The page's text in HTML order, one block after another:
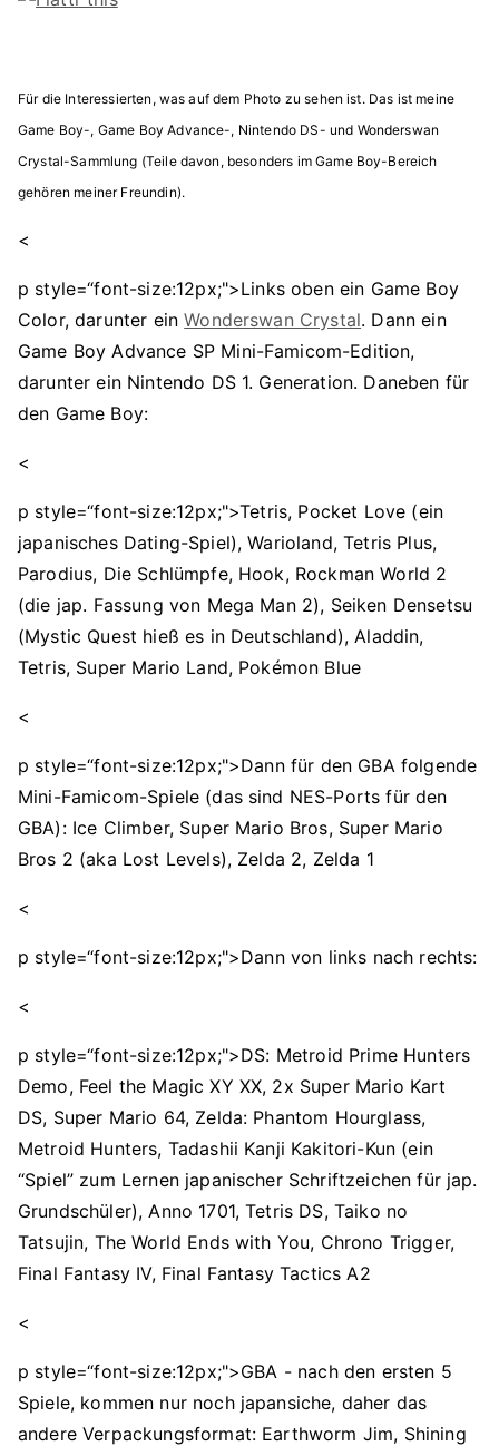
Für die Interessierten, was auf dem Photo zu sehen ist. Das ist meine
Game Boy-, Game Boy Advance-, Nintendo DS- und Wonderswan
Crystal-Sammlung (Teile davon, besonders im Game Boy-Bereich
gehören meiner Freundin).
<
p style=“font-size:12px;">Links oben ein Game Boy
Color, darunter einWonderswan Crystal. Dann ein
Game Boy Advance SP Mini-Famicom-Edition,
darunter ein Nintendo DS 1. Generation. Daneben für
den Game Boy:
<
p style=“font-size:12px;">Tetris, Pocket Love (ein
japanisches Dating-Spiel), Warioland, Tetris Plus,
Parodius, Die Schlümpfe, Hook, Rockman World 2
(die jap. Fassung von Mega Man 2), Seiken Densetsu
(Mystic Quest hieß es in Deutschland), Aladdin,
Tetris, Super Mario Land, Pokémon Blue
<
p style=“font-size:12px;">Dann für den GBA folgende
Mini-Famicom-Spiele (das sind NES-Ports für den
GBA): Ice Climber, Super Mario Bros, Super Mario
Bros 2 (aka Lost Levels), Zelda 2, Zelda 1
<
p style=“font-size:12px;">Dann von links nach rechts:
<
p style=“font-size:12px;">DS: Metroid Prime Hunters
Demo, Feel the Magic XY XX, 2x Super Mario Kart
DS, Super Mario 64, Zelda: Phantom Hourglass,
Metroid Hunters, Tadashii Kanji Kakitori-Kun (ein
“Spiel” zum Lernen japanischer Schriftzeichen für jap.
Grundschüler), Anno 1701, Tetris DS, Taiko no
Tatsujin, The World Ends with You, Chrono Trigger,
Final Fantasy IV, Final Fantasy Tactics A2
<
p style=“font-size:12px;">GBA - nach den ersten 5
Spiele, kommen nur noch japansiche, daher das
andere Verpackungsformat: Earthworm Jim, Shining